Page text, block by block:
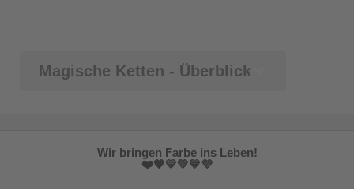
Magische Ketten - Überblick
Wir bringen Farbe ins Leben!
❤️🧡💛💚💙💜